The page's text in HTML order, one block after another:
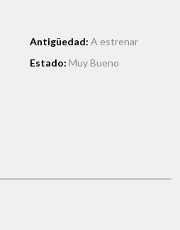
Antigüedad: A estrenar
Estado: Muy Bueno